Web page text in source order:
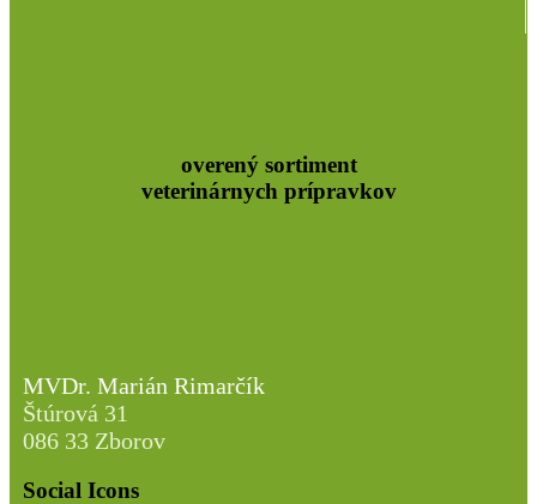
overený sortiment
veterinárnych prípravkov
MVDr. Marián Rimarčík
Štúrová 31
086 33 Zborov
Social Icons